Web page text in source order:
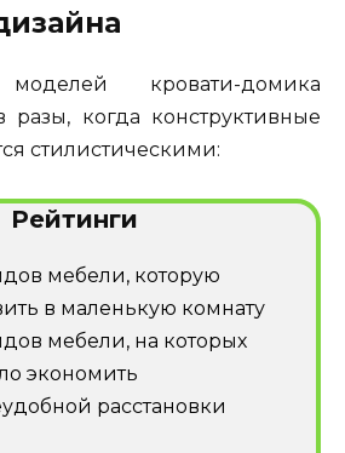
моделей кровати-домика
разы, когда конструктивные
стилистическими:
Рейтинги
мебели, которую
в маленькую комнату
мебели, на которых
экономить
расстановки